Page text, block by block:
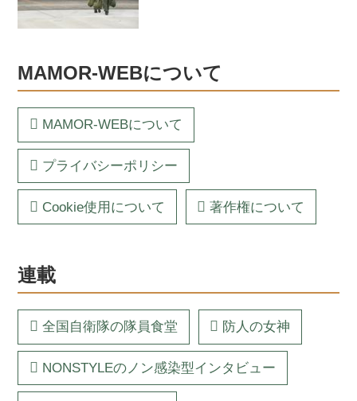
MAMOR-WEBについて
MAMOR-WEBについて
プライバシーポリシー
Cookie使用について 著作権について
連載
全国自衛隊の隊員食堂 防人の女神
NONSTYLEのノン感染型インタビュー